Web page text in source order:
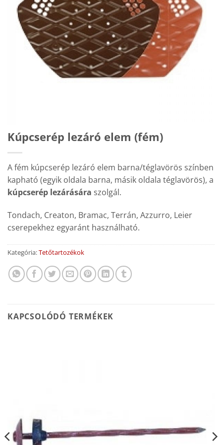
Kúpcserép lezáró elem (fém)
A fém kúpcserép lezáró elem barna/téglavörös színben
kapható (egyik oldala barna, másik oldala téglavörös), a
kúpcserép lezárására szolgál.
Tondach, Creaton, Bramac, Terrán, Azzurro, Leier
cserepekhez egyaránt használható.
Kategória:Tetőtartozékok
KAPCSOLÓDÓ TERMÉKEK